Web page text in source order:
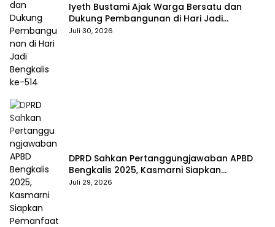
Iyeth Bustami Ajak Warga Bersatu dan
Dukung Pembangunan di Hari Jadi
Bengkalis ke-514
Juli 30, 2026
DPRD Sahkan Pertanggungjawaban APBD
Bengkalis 2025, Kasmarni Siapkan
Pemanfaatan SiLPA
Juli 29, 2026